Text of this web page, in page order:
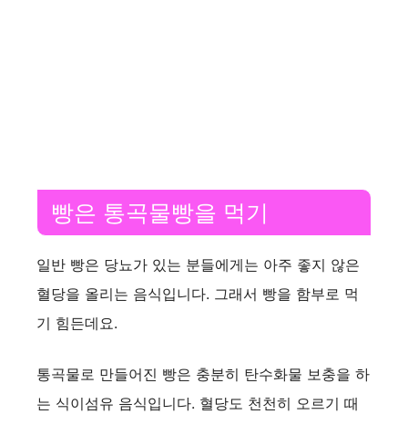
빵은 통곡물빵을 먹기
일반 빵은 당뇨가 있는 분들에게는 아주 좋지 않은
혈당을 올리는 음식입니다. 그래서 빵을 함부로 먹
기 힘든데요.
통곡물로 만들어진 빵은 충분히 탄수화물 보충을 하
는 식이섬유 음식입니다. 혈당도 천천히 오르기 때